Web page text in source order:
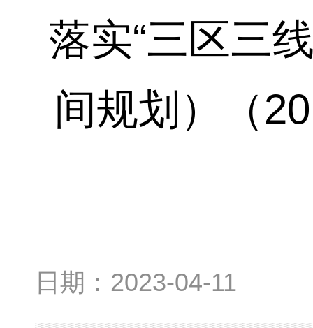
落实“三区三
间规划）（
日期： 2023-04-11